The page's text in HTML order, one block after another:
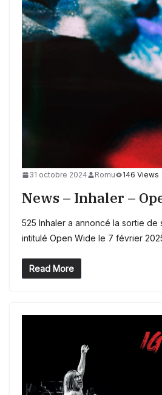
31 octobre 2024 Romu 146 Views
News – Inhaler –
525 Inhaler a annoncé la sortie de
intitulé Open Wide le 7 février
Read More